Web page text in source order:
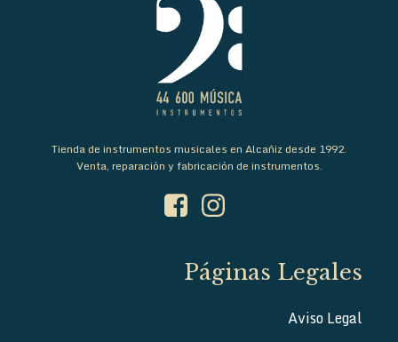
Tienda de instrumentos musicales en Alcañiz desde 1992.
Venta, reparación y fabricación de instrumentos.
Páginas Legales
Aviso Legal